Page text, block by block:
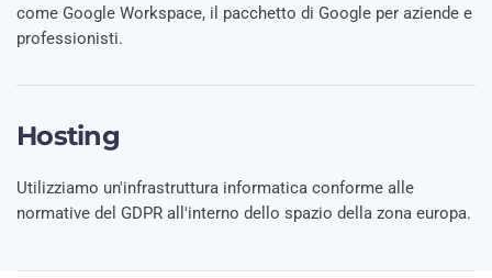
come Google Workspace, il pacchetto di Google per aziende e
professionisti.
Hosting
Utilizziamo un'infrastruttura informatica conforme alle
normative del GDPR all'interno dello spazio della zona europa.